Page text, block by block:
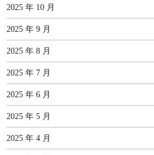
2025 年 10 月
2025 年 9 月
2025 年 8 月
2025 年 7 月
2025 年 6 月
2025 年 5 月
2025 年 4 月